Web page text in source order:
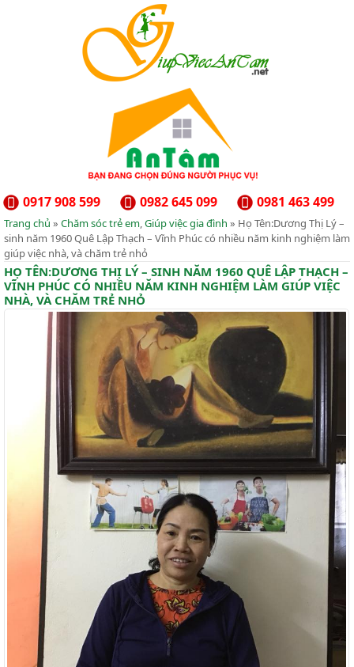
0981 463 499
0982 645 099
0917 908 599
Trang chủ » Chăm sóc trẻ em,Giúp việc gia đình » Họ Tên:Dương Thị Lý –
sinh năm 1960 Quê Lập Thạch – Vĩnh Phúc có nhiều năm kinh nghiệm làm
giúp việc nhà, và chăm trẻ nhỏ
HỌ TÊN:DƯƠNG THỊ LÝ – SINH NĂM 1960 QUÊ LẬP THẠCH –
VĨNH PHÚC CÓ NHIỀU NĂM KINH NGHIỆM LÀM GIÚP VIỆC
NHÀ, VÀ CHĂM TRẺ NHỎ